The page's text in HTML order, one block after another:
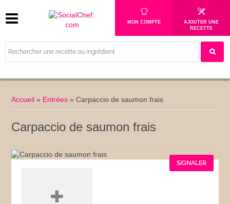
MON COMPTE
AJOUTER UNE
RECETTE
Accueil » Entrées »Carpaccio de saumon frais
Carpaccio de saumon frais
SIGNALER